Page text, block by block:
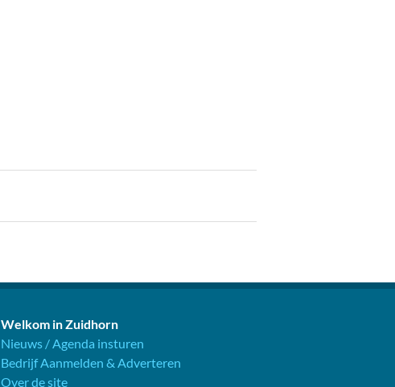
Welkom in Zuidhorn
Nieuws / Agenda insturen
Bedrijf Aanmelden & Adverteren
Over de site